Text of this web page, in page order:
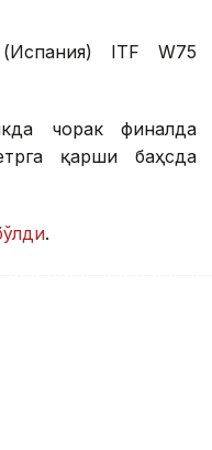
ITF W75
чорак финалда
қарши баҳсда
.